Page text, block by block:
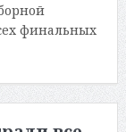
финальных